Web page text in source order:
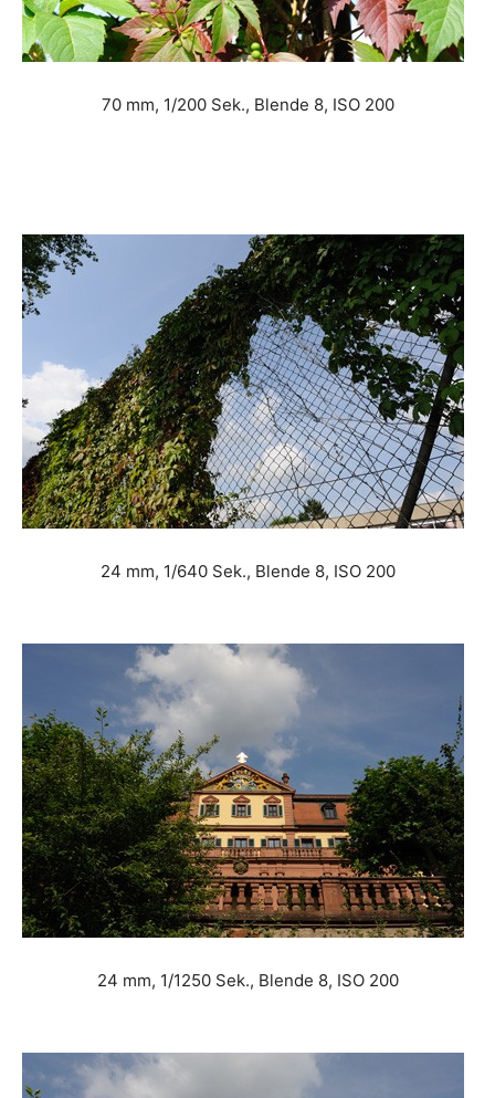
70 mm, 1/200 Sek., Blende 8, ISO 200
24 mm, 1/640 Sek., Blende 8, ISO 200
24 mm, 1/1250 Sek., Blende 8, ISO 200